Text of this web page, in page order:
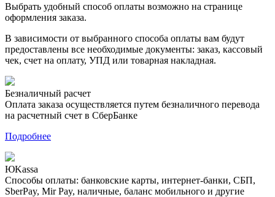
Выбрать удобный способ оплаты возможно на странице
оформления заказа.
В зависимости от выбранного способа оплаты вам будут
предоставлены все необходимые документы: заказ, кассовый
чек, счет на оплату, УПД или товарная накладная.
Безналичный расчет
Оплата заказа осуществляется путем безналичного перевода
на расчетный счет в СберБанке
Подробнее
ЮKassa
Способы оплаты: банковские карты, интернет-банки, СБП,
SberPay, Mir Pay, наличные, баланс мобильного и другие